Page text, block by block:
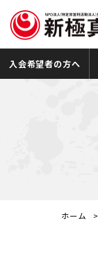
入会希望者の方へ
ホーム >